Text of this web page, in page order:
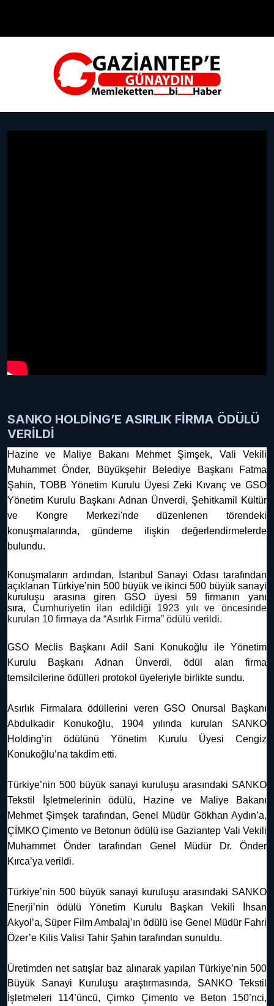
Teknoloji
SANKO HOLDİNG’E ASIRLIK FİRMA ÖDÜLÜ
VERİLDİ
Hazine ve Maliye Bakanı Mehmet Şimşek, Vali Vekili
Muhammet Önder, Büyükşehir Belediye Başkanı Fatma
Şahin, TOBB Yönetim Kurulu Üyesi Zeki Kıvanç ve GSO
Yönetim Kurulu Başkanı Adnan Ünverdi, Şehitkamil Kültür
ve Kongre Merkezi'nde düzenlenen törendeki
konuşmalarında, gündeme ilişkin değerlendirmelerde
bulundu.
Konuşmaların ardından, İstanbul Sanayi Odası tarafından
açıklanan Türkiye’nin 500 büyük ve ikinci 500 büyük sanayi
kuruluşu arasına giren GSO üyesi 59 firmanın yanı
sıra, Cumhuriyetin ilan edildiği 1923 yılı ve öncesinde
kurulan 10 firmaya da “Asırlık Firma” ödülü verildi.
GSO Meclis Başkanı Adil Sani Konukoğlu ile Yönetim
Kurulu Başkanı Adnan Ünverdi, ödül alan firma
temsilcilerine ödülleri protokol üyeleriyle birlikte sundu.
Asırlık Firmalara ödüllerini veren GSO Onursal Başkanı
Abdulkadir Konukoğlu, 1904 yılında kurulan SANKO
Holding’in ödülünü Yönetim Kurulu Üyesi Cengiz
Konukoğlu’na takdim etti.
Türkiye’nin 500 büyük sanayi kuruluşu arasındaki SANKO
Tekstil İşletmelerinin ödülü, Hazine ve Maliye Bakanı
Mehmet Şimşek tarafından, Genel Müdür Gökhan Aydın’a,
ÇİMKO Çimento ve Betonun ödülü ise Gaziantep Vali Vekili
Muhammet Önder tarafından Genel Müdür Dr. Önder
Kırca’ya verildi.
Türkiye’nin 500 büyük sanayi kuruluşu arasındaki SANKO
Enerji’nin ödülü Yönetim Kurulu Başkan Vekili İhsan
Akyol’a, Süper Film Ambalaj’ın ödülü ise Genel Müdür Fahri
Özer’e Kilis Valisi Tahir Şahin tarafından sunuldu.
Üretimden net satışlar baz alınarak yapılan Türkiye’nin 500
Büyük Sanayi Kuruluşu araştırmasında, SANKO Tekstil
İşletmeleri 114’üncü, Çimko Çimento ve Beton 150’nci,